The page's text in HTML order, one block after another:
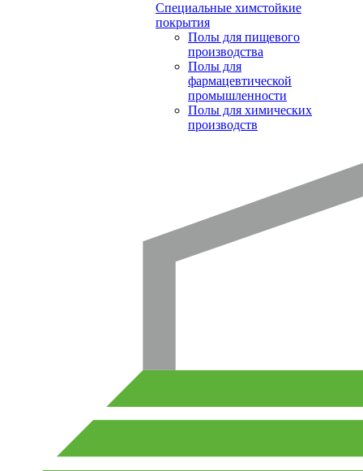
Специальные химстойкие
покрытия
Полы для пищевого
производства
Полы для
фармацевтической
промышленности
Полы для химических
производств